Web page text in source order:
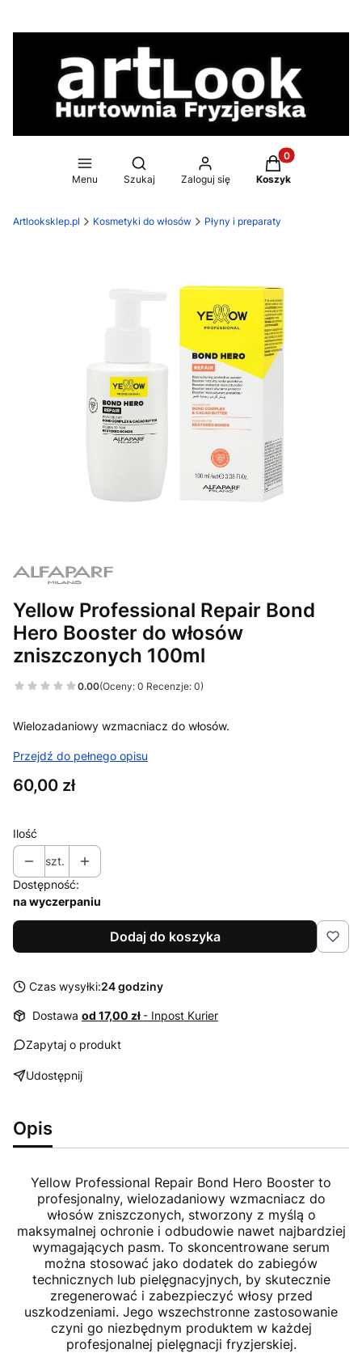
Menu
Otwórz wyszukiwarkę
Szukaj Zaloguj się
Produkty w
Koszyk
Artlooksklep.pl Kosmetyki do włosów Płyny i preparaty
Yellow Professional Repair Bond
Hero Booster do włosów
zniszczonych 100ml
0.00(Oceny: 0 Recenzje: 0)
Wielozadaniowy wzmacniacz do włosów.
Przejdź do pełnego opisu
Cena
60,00 zł
Ilość
szt.
Dostępność:
na wyczerpaniu
Dodaj do koszyka
Czas wysyłki:24 godziny
Dostawa od 17,00 zł - Inpost Kurier
Zapytaj o produkt
Udostępnij
Opis
Yellow Professional Repair Bond Hero Booster to
profesjonalny, wielozadaniowy wzmacniacz do
włosów zniszczonych, stworzony z myślą o
maksymalnej ochronie i odbudowie nawet najbardziej
wymagających pasm. To skoncentrowane serum
można stosować jako dodatek do zabiegów
technicznych lub pielęgnacyjnych, by skutecznie
zregenerować i zabezpieczyć włosy przed
uszkodzeniami. Jego wszechstronne zastosowanie
czyni go niezbędnym produktem w każdej
profesjonalnej pielęgnacji fryzjerskiej.